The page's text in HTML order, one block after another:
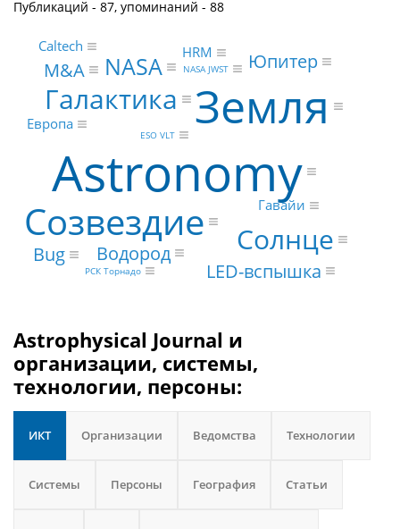
Публикаций - 87, упоминаний - 88
Astronomy
Земля
Созвездие
Галактика
Солнце
NASA
Bug Водород
Юпитер
LED-вспышка
M&A
Гавайи
Европа
HRM
Caltech
ESO VLT
РСК Торнадо
NASA JWST
Astrophysical Journal и
организации, системы,
технологии, персоны:
ИКТ Организации Ведомства Технологии
Системы Персоны География Статьи